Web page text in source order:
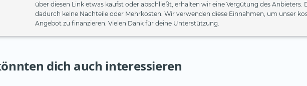
über diesen Link etwas kaufst oder abschließt, erhalten wir eine Vergütung des Anbieters.
dadurch keine Nachteile oder Mehrkosten. Wir verwenden diese Einnahmen, um unser
Angebot zu finanzieren. Vielen Dank für deine Unterstützung.
dich auch interessieren